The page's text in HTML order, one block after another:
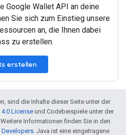
Google Wallet API an deine
Sie sich zum Einstieg unsere
an, die Ihnen dabei
zu erstellen.
erstellen
sind die Inhalte dieser Seite unter der
License und Codebeispiele unter der
Informationen finden Sie in den
. Java ist eine eingetragene